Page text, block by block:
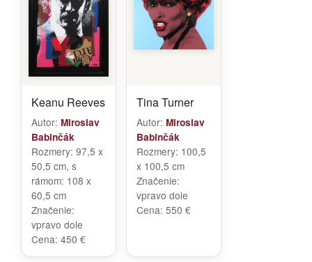
Keanu Reeves
Autor: Miroslav
Babinčák
Rozmery: 97,5 x
50,5 cm, s
rámom: 108 x
60,5 cm
Značenie:
vpravo dole
Cena: 450 €
Tina Turner
Autor: Miroslav
Babinčák
Rozmery: 100,5
x 100,5 cm
Značenie:
vpravo dole
Cena: 550 €